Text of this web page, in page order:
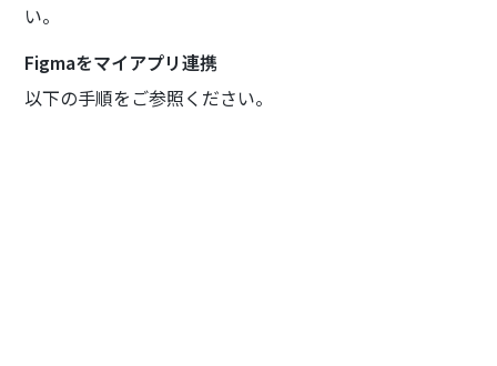
い。
Figmaをマイアプリ連携
以下の手順をご参照ください。